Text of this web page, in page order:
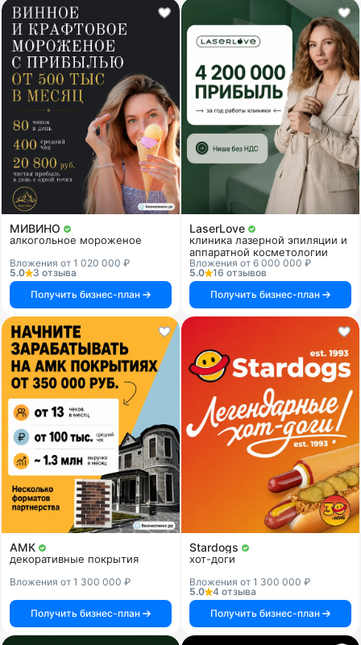
МИВИНО
алкогольное мороженое
Вложения от 1 020 000 ₽
5.0
3 отзыва
Получить бизнес-план
LaserLove
клиника лазерной эпиляции и
аппаратной косметологии
Вложения от 6 000 000 ₽
5.0
16 отзывов
Получить бизнес-план
АМК
декоративные покрытия
Вложения от 1 300 000 ₽
Получить бизнес-план
Stardogs
хот-доги
Вложения от 1 300 000 ₽
5.0
4 отзыва
Получить бизнес-план